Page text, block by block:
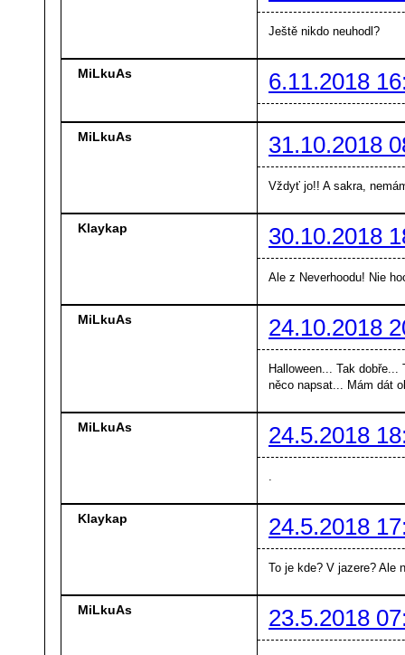
Ještě nikdo neuhodl?
MiLkuAs 6.11.2018
MiLkuAs 31.10.2018
Vždyť jo!! A sakra,
Klaykap 30.10.2018
Ale z Neverhoodu! Nie
MiLkuAs 24.10.2018
Halloween... Tak
něco napsat... Mám dát
MiLkuAs 24.5.2018
.
Klaykap 24.5.2018
To je kde? V jazere? Ale
MiLkuAs 23.5.2018